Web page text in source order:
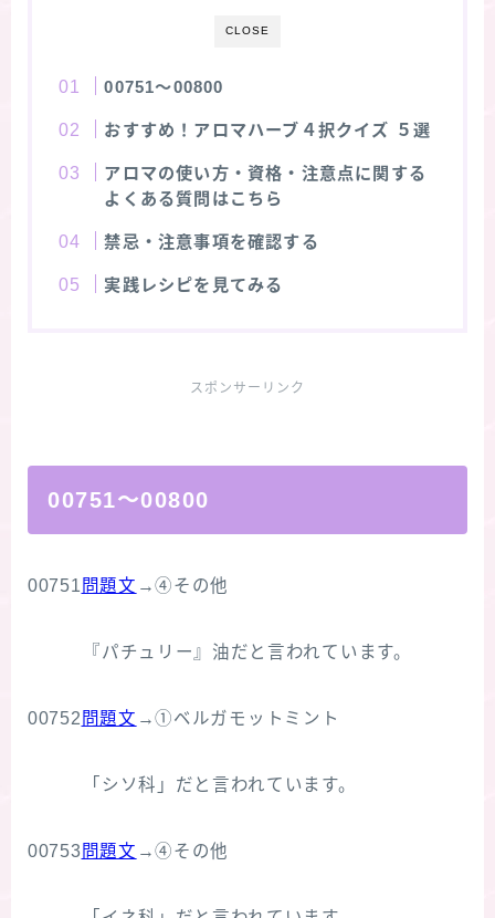
CLOSE
00751～00800
おすすめ！アロマハーブ４択クイズ ５選
アロマの使い方・資格・注意点に関する
よくある質問はこちら
禁忌・注意事項を確認する
実践レシピを見てみる
スポンサーリンク
00751～00800
00751 問題文 →④その他
『パチュリー』油だと言われています。
00752 問題文 →①ベルガモットミント
「シソ科」だと言われています。
00753問題文 →④その他